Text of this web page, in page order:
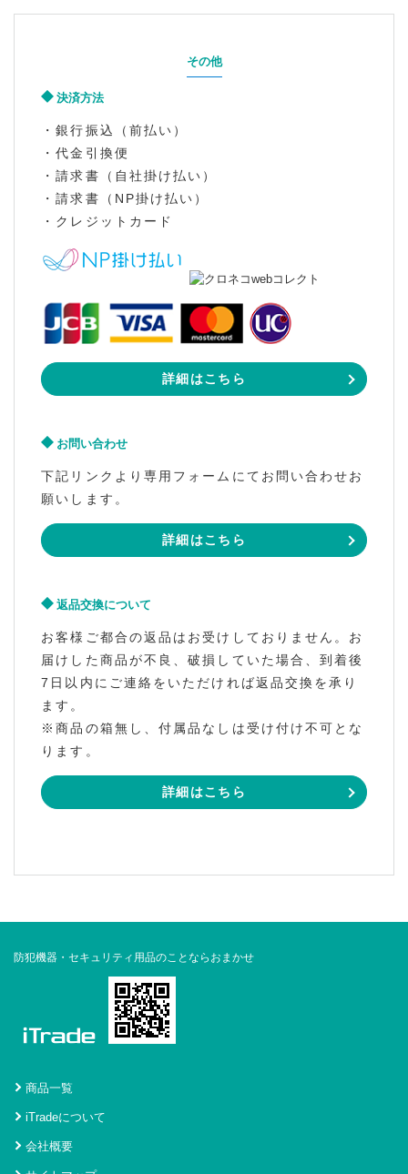
その他
決済方法
・銀行振込（前払い）
・代金引換便
・請求書（自社掛け払い）
・請求書（NP掛け払い）
・クレジットカード
詳細はこちら
お問い合わせ
下記リンクより専用フォームにてお問い合わせお
願いします。
詳細はこちら
返品交換について
お客様ご都合の返品はお受けしておりません。お
届けした商品が不良、破損していた場合、到着後
7日以内にご連絡をいただければ返品交換を承り
ます。
※商品の箱無し、付属品なしは受け付け不可とな
ります。
詳細はこちら
防犯機器・セキュリティ用品のことならおまかせ
商品一覧
iTradeについて
会社概要